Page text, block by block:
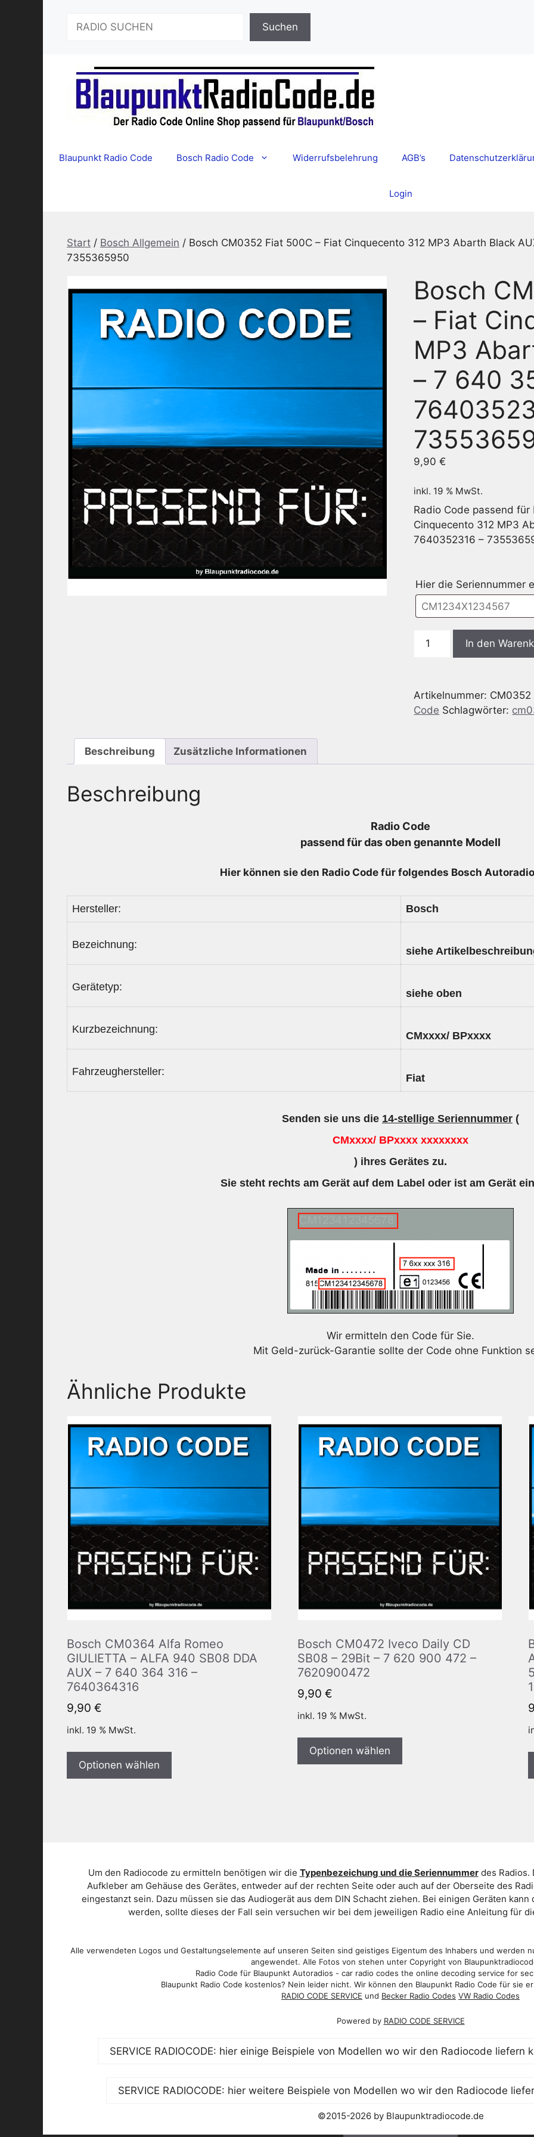
Suchen
Blaupunkt Radio Code Bosch Radio Code Widerrufsbelehrung AGB’s
Login
Start / Bosch Allgemein / Bosch CM0352 Fiat 500C – Fiat Cinquecento 312 MP3 Abarth Black
7355365950
Bosch
– Fiat
MP3
– 7 640
9,90€
inkl. 19 % MwSt.
Radio Code passend
Cinquecento 312 MP3
7640352316 –
Hier die Seriennummer
Bosch
-
Fiat
7
640
316
7640352316
-
Menge
In den
Artikelnummer: CM0352
Code Schlagwörter:
Beschreibung Zusätzliche Informationen
Beschreibung
Radio Code
passend für das oben genannte Modell
Hier können sie den RadioCode für folgendes Bosch
Hersteller: Bosch
Bezeichnung:
siehe
Gerätetyp:
siehe oben
Kurzbezeichnung:
CMxxxx/ BPxxxx
Fahrzeughersteller:
Fiat
Senden sie uns die 14-stellige Seriennummer (
CMxxxx/ BPxxxx xxxxxxxx
) ihres Gerätes zu.
Sie steht rechts am Gerät auf dem Label oder ist am Gerät
Wir ermitteln den Code für Sie.
Mit Geld-zurück-Garantie sollte der Code ohne Funktion
Ähnliche Produkte
Bosch CM0364 Alfa Romeo
GIULIETTA – ALFA 940 SB08 DDA
AUX – 7 640 364 316 –
7640364316
9,90 €
inkl. 19 % MwSt.
Optionen wählen
Bosch CM0472 Iveco Daily CD
SB08 – 29Bit – 7 620 900 472 –
7620900472
9,90 €
inkl. 19 % MwSt.
Optionen wählen
Um den Radiocode zu ermitteln benötigen wir die Typenbezeichung und die Seriennummerdes Radios.
Aufkleber am Gehäuse des Gerätes, entweder auf der rechten Seite oder auch auf der Oberseite des
eingestanzt sein. Dazu müssen sie das Audiogerät aus dem DIN Schacht ziehen. Bei einigen Geräten
werden, sollte dieses der Fall sein versuchen wir bei dem jeweiligen Radio eine Anleitung für
Alle verwendeten Logos und Gestaltungselemente auf unseren Seiten sind geistiges Eigentum des Inhabers und werden
angewendet. Alle Fotos von stehen unter Copyright von
Radio Code für Blaupunkt Autoradios - car radio codes the online decoding service for
Blaupunkt Radio Code kostenlos? Nein leider nicht. Wir können den Blaupunkt Radio Code für sie
RADIO CODE SERVICE und Becker Radio Codes VW Radio Codes
Powered by RADIO CODE SERVICE
©2015-2026 by Blaupunktradiocode.de